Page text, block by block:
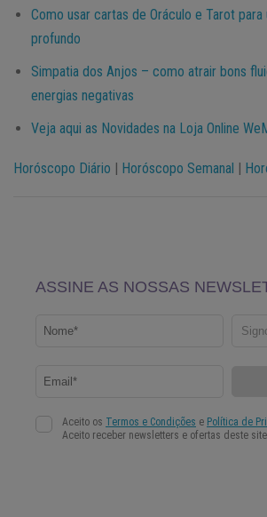
Como usar cartas de Oráculo e Tarot
profundo
Simpatia dos Anjos – como atrair bons
energias negativas
Veja aqui as Novidades na Loja Online
Horóscopo Diário | Horóscopo Semanal |